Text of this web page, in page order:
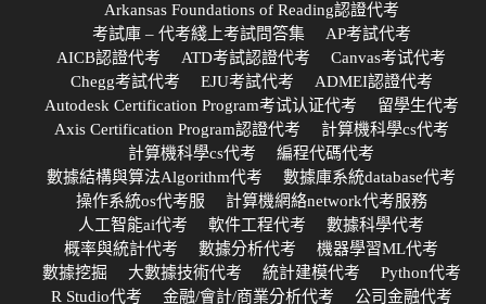
Arkansas Foundations of Reading認證代考
考試庫 – 代考綫上考試問答集
AP考試代考
AICB認證代考
ATD考試認證代考
Canvas考试代考
Chegg考試代考
EJU考試代考
ADMEI認證代考
Autodesk Certification Program考试认证代考
留學生代考
Axis Certification Program認證代考
計算機科學cs代考
計算機科學cs代考
編程代碼代考
數據結構與算法Algorithm代考
數據庫系統database代考
操作系統os代考服
計算機網絡network代考服務
人工智能ai代考
軟件工程代考
數據科學代考
概率與統計代考
數據分析代考
機器學習ML代考
數據挖掘
大數據技術代考 統計建模代考
Python代考
R Studio代考
金融/會計/商業分析代考 公司金融代考